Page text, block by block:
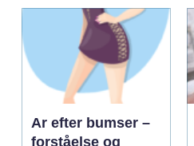
Ar efter bumser –
forståelse og